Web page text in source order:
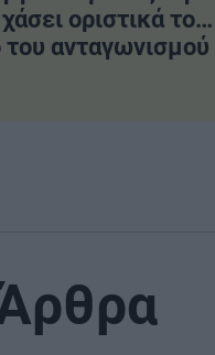
οριστικά το…
του ανταγωνισμού